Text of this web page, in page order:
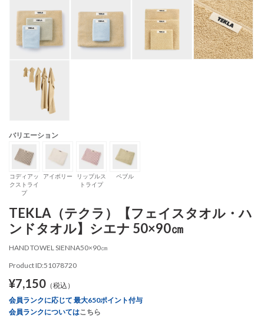
バリエーション
コディアッ
クストライ
プ
アイボリー
リップルス
トライプ
ペブル
TEKLA（テクラ）【フェイスタオル・ハ
ンドタオル】シエナ 50×90㎝
HAND TOWEL SIENNA50×90㎝
Product ID:51078720
¥7,150 （税込）
会員ランクに応じて 最大650ポイント付与
会員ランクについてはこちら